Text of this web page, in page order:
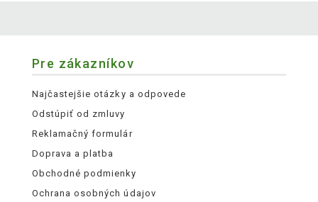
Pre zákazníkov
Najčastejšie otázky a odpovede
Odstúpiť od zmluvy
Reklamačný formulár
Doprava a platba
Obchodné podmienky
Ochrana osobných údajov